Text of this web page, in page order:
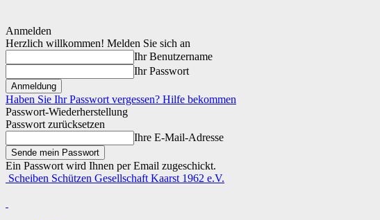
Anmelden
Herzlich willkommen! Melden Sie sich an
Ihr Benutzername
Ihr Passwort
Haben Sie Ihr Passwort vergessen? Hilfe bekommen
Passwort-Wiederherstellung
Passwort zurücksetzen
Ihre E-Mail-Adresse
Ein Passwort wird Ihnen per Email zugeschickt.
Scheiben Schützen Gesellschaft Kaarst 1962 e.V.